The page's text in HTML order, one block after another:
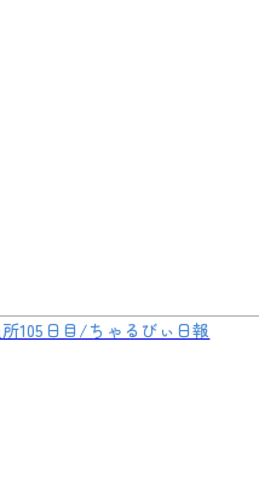
105日目/ちゃるびぃ日報